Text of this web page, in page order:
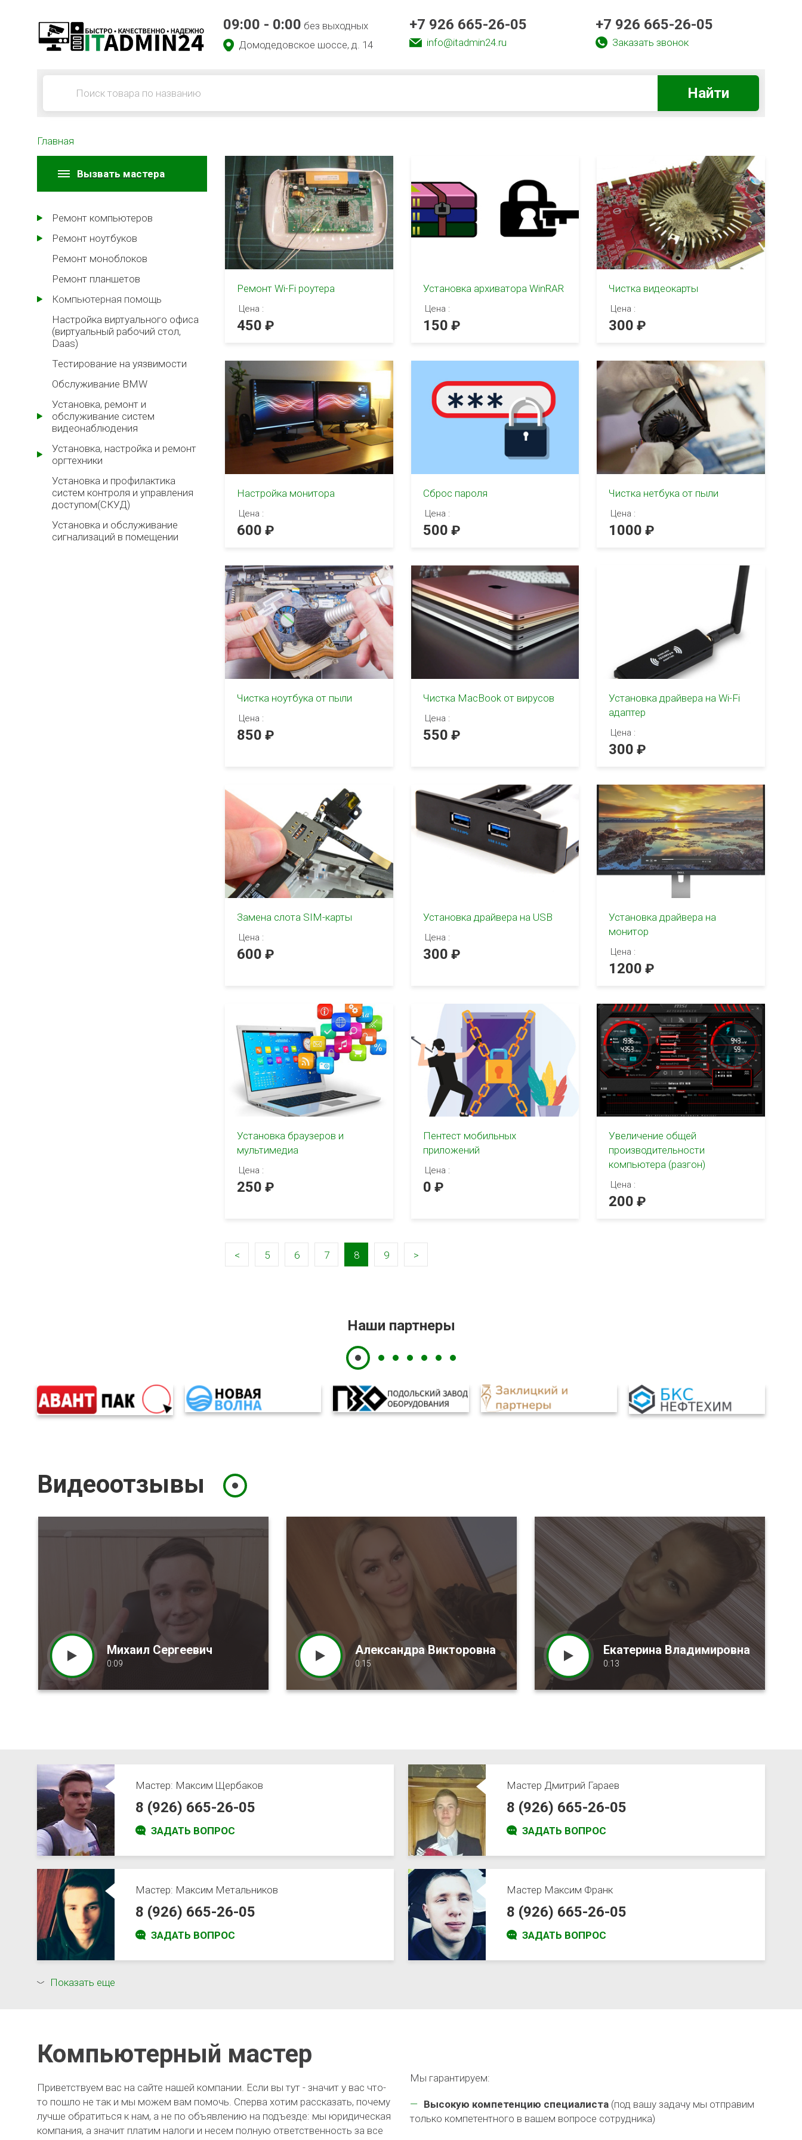
09:00 - 0:00 без выходных
Домодедовское шоссе, д. 14
+7 926 665-26-05
info@itadmin24.ru
+7 926 665-26-05
Заказать звонок
Найти
Главная
Вызвать мастера
Ремонт компьютеров
Ремонт ноутбуков
Ремонт моноблоков
Ремонт планшетов
Компьютерная помощь
Настройка виртуального офиса
(виртуальный рабочий стол,
Daas)
Тестирование на уязвимости
Обслуживание BMW
Установка, ремонт и
обслуживание систем
видеонаблюдения
Установка, настройка и ремонт
оргтехники
Установка и профилактика
систем контроля и управления
доступом(СКУД)
Установка и обслуживание
сигнализаций в помещении
Ремонт Wi-Fi роутера
Цена :
450
Установка архиватора WinRAR
Цена :
150
Чистка видеокарты
Цена :
300
Настройка монитора
Цена :
600
Сброс пароля
Цена :
500
Чистка нетбука от пыли
Цена :
1000
Чистка ноутбука от пыли
Цена :
850
Чистка MacBook от вирусов
Цена :
550
Установка драйвера на Wi-Fi
адаптер
Цена :
300
Замена слота SIM-карты
Цена :
600
Установка драйвера на USB
Цена :
300
Установка драйвера на
монитор
Цена :
1200
Установка браузеров и
мультимедиа
Цена :
250
Пентест мобильных
приложений
Цена :
0
Увеличение общей
производительности
компьютера (разгон)
Цена :
200
< 5 6 7 8 9 >
Наши партнеры
Видеоотзывы
Михаил Сергеевич
0:09
Александра Викторовна
0:15
Екатерина Владимировна
0:13
Мастер: Максим Щербаков
8 (926) 665-26-05
ЗАДАТЬ ВОПРОС
Мастер: Максим Метальников
8 (926) 665-26-05
ЗАДАТЬ ВОПРОС
Мастер Дмитрий Гараев
8 (926) 665-26-05
ЗАДАТЬ ВОПРОС
Мастер Максим Франк
8 (926) 665-26-05
ЗАДАТЬ ВОПРОС
Показать еще
Компьютерный мастер
Приветствуем вас на сайте нашей компании. Если вы тут - значит у вас что-
то пошло не так и мы можем вам помочь. Сперва хотим рассказать, почему
лучше обратиться к нам, а не по объявлению на подъезде: мы юридическая
компания, а значит платим налоги и несем полную ответственность за все
Мы гарантируем:
Высокую компетенцию специалиста (под вашу задачу мы отправим
только компетентного в вашем вопросе сотрудника)